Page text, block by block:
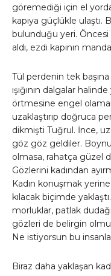
göremediği için el
kapıya güçlükle ulaştı.
bulunduğu yeri. Öncesi
aldı, ezdi kapının
Tül perdenin tek
ışığının dalgalar
örtmesine engel
uzaklaştırıp doğruca
dikmişti Tuğrul. İnce,
göz göz geldiler.
olmasa, rahatça güzel
Gözlerini kadından
Kadın konuşmak
kılacak biçimde
morluklar, patlak
gözleri de belirgin
Ne istiyorsun bu
Biraz daha yaklaşan